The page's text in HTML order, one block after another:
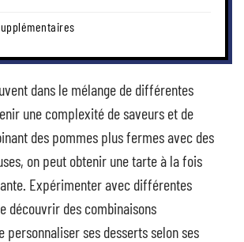
dans le mélange de différentes
une complexité de saveurs et de
des pommes plus fermes avec des
on peut obtenir une tarte à la fois
Expérimenter avec différentes
découvrir des combinaisons
personnaliser ses desserts selon ses